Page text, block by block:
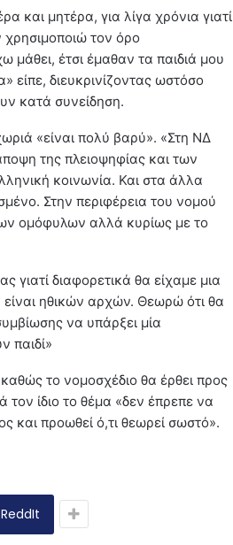
και μητέρα, για λίγα χρόνια γιατί
τον όρο
μάθει, έτσι έμαθαν τα παιδιά μου
είπε, διευκρινίζοντας ωστόσο
κατά συνείδηση.
«είναι πολύ βαρύ». «Στη ΝΔ
της πλειοψηφίας και των
κοινωνία. Και στα άλλα
Στην περιφέρεια του νομού
ομόφυλων αλλά κυρίως με το
διαφορετικά θα είχαμε μια
ηθικών αρχών. Θεωρώ ότι θα
να υπάρξει μία
παιδί»
το νομοσχέδιο θα έρθει προς
ίδιο το θέμα «δεν έπρεπε να
και προωθεί ό,τι θεωρεί σωστό».
ReddIt